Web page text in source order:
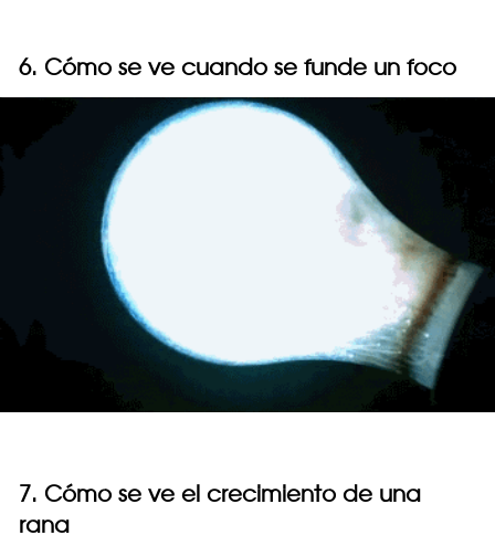
6. Cómo se ve cuando se funde un foco
7. Cómo se ve el crecimiento de una
rana